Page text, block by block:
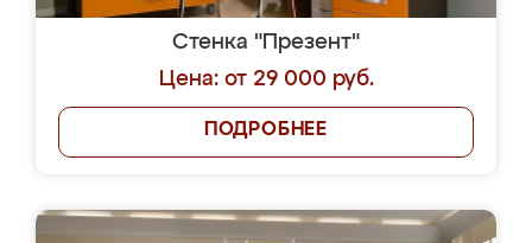
Стенка "Презент"
Цена: от 29 000 руб.
ПОДРОБНЕЕ